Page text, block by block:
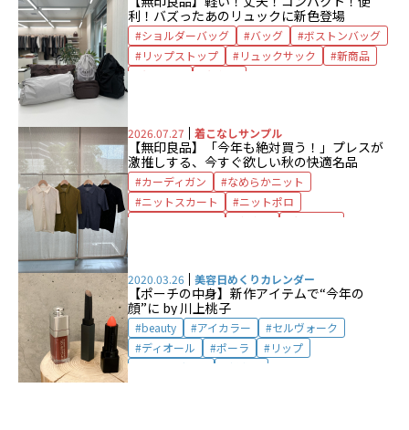
利！ バズったあのリュックに新色登場
ショルダーバッグ バッグ
ボストンバッグ
リップストップ
リュックサック
新商品
無印良品
超軽量
2026.07.27 着こなしサンプル
【無印良品】 「今年も絶対買う！」 プレスが
激推しする、今すぐ欲しい秋の快適名品
カーディガン
なめらかニット
ニットスカート
ニットポロ
新商品
無印良品
2020.03.26 美容日めくりカレンダー
【ポーチの中身】新作アイテムで“今年の
顔”に by 川上桃子
beauty アイカラー
セルヴォーク
ディオール
ポーラ
リップ
リップグロウ
新商品